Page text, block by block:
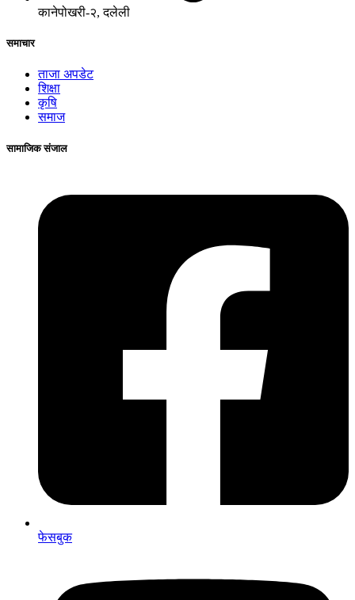
कानेपोखरी-२, दलेली
समाचार
ताजा अपडेट
शिक्षा
कृषि
समाज
सामाजिक संजाल
फेसबुक